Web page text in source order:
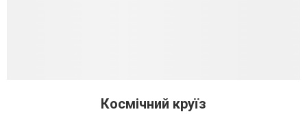
Космічний круїз